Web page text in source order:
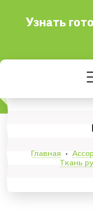
Узнать
Главная •
Ткань